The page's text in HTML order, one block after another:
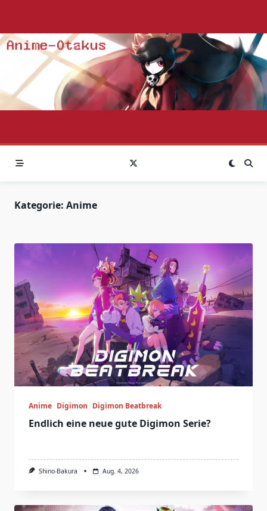
content
Kategorie: Anime
Anime Digimon Digimon Beatbreak
Endlich eine neue gute Digimon Serie?
Shino-Bakura Aug. 4, 2026